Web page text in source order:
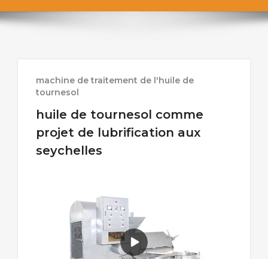
machine de traitement de l'huile de
tournesol
huile de tournesol comme
projet de lubrification aux
seychelles